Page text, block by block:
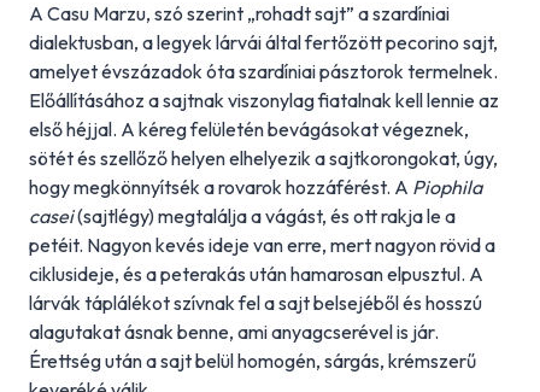
A Casu Marzu, szó szerint „rohadt sajt” a szardíniai
dialektusban, a legyek lárvái által fertőzött pecorino sajt,
amelyet évszázadok óta szardíniai pásztorok termelnek.
Előállításához a sajtnak viszonylag fiatalnak kell lennie az
első héjjal. A kéreg felületén bevágásokat végeznek,
sötét és szellőző helyen elhelyezik a sajtkorongokat, úgy,
hogy megkönnyítsék a rovarok hozzáférést. A Piophila
casei(sajtlégy) megtalálja a vágást, és ott rakja le a
petéit. Nagyon kevés ideje van erre, mert nagyon rövid a
ciklusideje, és a peterakás után hamarosan elpusztul. A
lárvák táplálékot szívnak fel a sajt belsejéből és hosszú
alagutakat ásnak benne, ami anyagcserével is jár.
Érettség után a sajt belül homogén, sárgás, krémszerű